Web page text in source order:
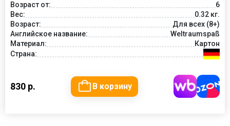
Возраст от:
6
Вес:
0.32 кг.
Возраст:
Для всех (8+)
Английское название:
Weltraumspaß
Материал:
Картон
Страна:
830 р. В корзину